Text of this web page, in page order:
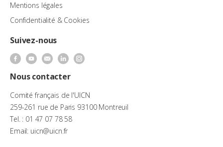
Mentions légales
Confidentialité & Cookies
Suivez-nous
Nous contacter
Comité français de l'UICN
259-261 rue de Paris 93100 Montreuil
Tel. : 01 47 07 78 58
Email: uicn@uicn.fr